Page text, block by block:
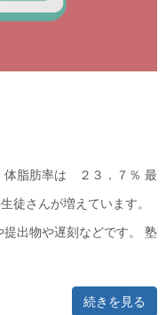
脂肪率は ２３．７％ 最
徒さんが増えています。
出物や遅刻などです。 塾
続きを見る